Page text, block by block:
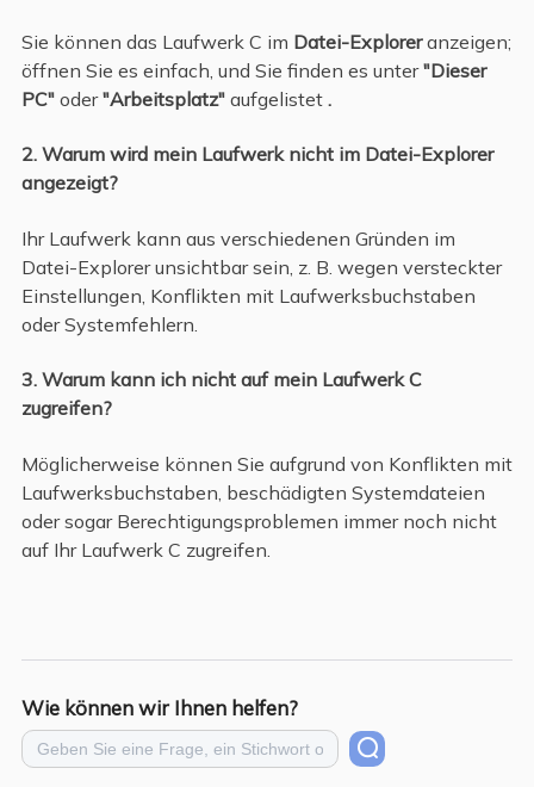
Sie können das Laufwerk C im Datei-Exploreranzeigen;
öffnen Sie es einfach, und Sie finden es unter"Dieser
PC"oder"Arbeitsplatz"aufgelistet .
2. Warum wird mein Laufwerk nicht im Datei-Explorer
angezeigt?
Ihr Laufwerk kann aus verschiedenen Gründen im
Datei-Explorer unsichtbar sein, z. B. wegen versteckter
Einstellungen, Konflikten mit Laufwerksbuchstaben
oder Systemfehlern.
3. Warum kann ich nicht auf mein Laufwerk C
zugreifen?
Möglicherweise können Sie aufgrund von Konflikten mit
Laufwerksbuchstaben, beschädigten Systemdateien
oder sogar Berechtigungsproblemen immer noch nicht
auf Ihr Laufwerk C zugreifen.
Wie können wir Ihnen helfen?